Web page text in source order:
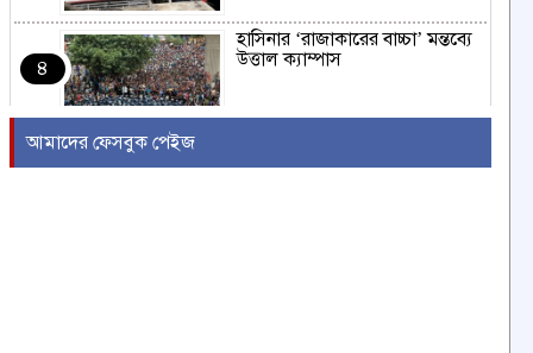
৪
হাসিনার ‘রাজাকারের বাচ্চা’ মন্তব্যে
উত্তাল ক্যাম্পাস
আজ বৈঠকে বসছেন ট্রাম্প
আমাদের ফেসবুক পেইজ